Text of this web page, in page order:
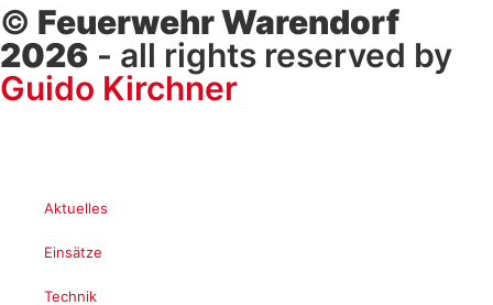
© Feuerwehr Warendorf
2026 - all rights reserved by
Guido Kirchner
Aktuelles
Einsätze
Technik